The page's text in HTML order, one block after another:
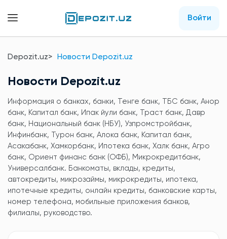
Войти
Depozit.uz Новости Depozit.uz
Новости Depozit.uz
Информация о банках, банки, Тенге банк, ТБС банк, Анор
банк, Капитал банк, Ипак йули банк, Траст банк, Давр
банк, Национальный банк (НБУ), Узпромстройбанк,
Инфинбанк, Турон банк, Алока банк, Капитал банк,
Асакабанк, Хамкорбанк, Ипотека банк, Халк банк, Агро
банк, Ориент финанс банк (ОФБ), Микрокредитбанк,
Универсалбанк. Банкоматы, вклады, кредиты,
автокредиты, микрозаймы, микрокредиты, ипотека,
ипотечные кредиты, онлайн кредиты, банковские карты,
номер телефона, мобильные приложения банков,
филиалы, руководство.